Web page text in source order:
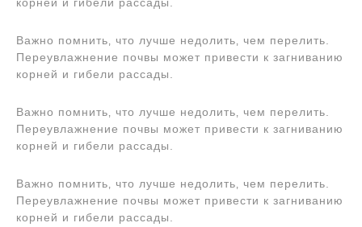
Важно помнить‚ что лучше недолить‚ чем перелить.
Переувлажнение почвы может привести к загниванию
корней и гибели рассады.
Важно помнить‚ что лучше недолить‚ чем перелить.
Переувлажнение почвы может привести к загниванию
корней и гибели рассады.
Важно помнить‚ что лучше недолить‚ чем перелить.
Переувлажнение почвы может привести к загниванию
корней и гибели рассады.